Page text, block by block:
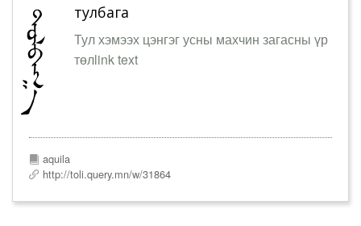
тулбага
Тул хэмээх цэнгэг усны махчин загасны үр
төлlink text
aquila
http://toli.query.mn/w/31864